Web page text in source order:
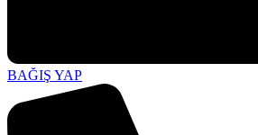
BAĞIŞ YAP